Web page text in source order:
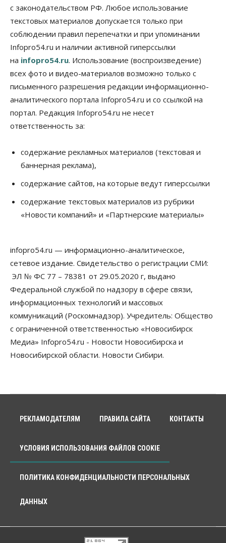
с законодательством РФ. Любое использование
текстовых материалов допускается только при
соблюдении правил перепечатки и при упоминании
Infopro54.ru и наличии активной гиперссылки
на infopro54.ru. Использование (воспроизведение)
всех фото и видео-материалов возможно только с
письменного разрешения редакции информационно-
аналитического портала Infopro54.ru и со ссылкой на
портал. Редакция Infopro54.ru не несет
ответственность за:
содержание рекламных материалов (текстовая и
баннерная реклама),
содержание сайтов, на которые ведут гиперссылки
содержание текстовых материалов из рубрики
«Новости компаний» и «Партнерские материалы»
infopro54.ru — информационно-аналитическое,
сетевое издание. Свидетельство о регистрации СМИ:
ЭЛ № ФС 77 – 78381 от 29.05.2020 г, выдано
Федеральной службой по надзору в сфере связи,
информационных технологий и массовых
коммуникаций (Роскомнадзор). Учредитель: Общество
с ограниченной ответственностью «Новосибирск
Медиа» Infopro54.ru - Новости Новосибирска и
Новосибирской области. Новости Сибири.
РЕКЛАМОДАТЕЛЯМ ПРАВИЛА САЙТА КОНТАКТЫ
УСЛОВИЯ ИСПОЛЬЗОВАНИЯ ФАЙЛОВ COOKIE
ПОЛИТИКА КОНФИДЕНЦИАЛЬНОСТИ ПЕРСОНАЛЬНЫХ
ДАННЫХ